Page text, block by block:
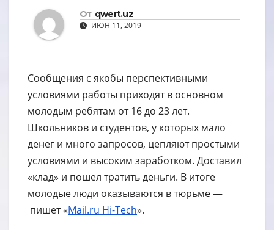
От qwert.uz
ИЮН 11, 2019
Сообщения с якобы перспективными
условиями работы приходят в основном
молодым ребятам от 16 до 23 лет.
Школьников и студентов, у которых мало
денег и много запросов, цепляют простыми
условиями и высоким заработком. Доставил
«клад» и пошел тратить деньги. В итоге
молодые люди оказываются в тюрьме —
пишет «Mail.ru Hi-Tech».